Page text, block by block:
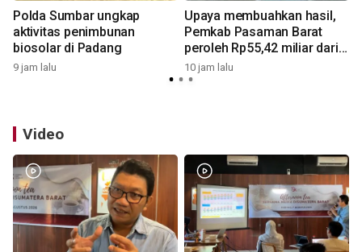
Polda Sumbar ungkap
aktivitas penimbunan
biosolar di Padang
9 jam lalu
Upaya membuahkan hasil,
Pemkab Pasaman Barat
peroleh Rp55,42 miliar dari
pemerintah pusat untuk
tambahan penggajian ASN
10 jam lalu
Video